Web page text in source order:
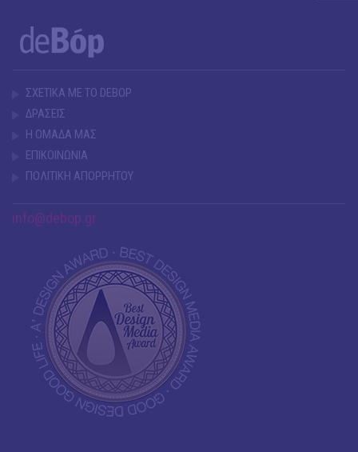
ΣΧΕΤΙΚΑ ΜΕ ΤΟ DEBOP
ΔΡΑΣΕΙΣ
Η ΟΜΑΔΑ ΜΑΣ
ΕΠΙΚΟΙΝΩΝΙΑ
ΠΟΛΙΤΙΚΗ ΑΠΟΡΡΗΤΟΥ
info@debop.gr